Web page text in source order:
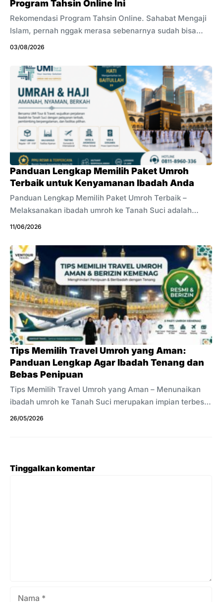
Program Tahsin Online Ini
Rekomendasi Program Tahsin Online. Sahabat Mengaji
Islam, pernah nggak merasa sebenarnya sudah bisa
membaca Al-Qur’an, tetapi masih sering ragu apakah
pernah ditegur karena makhraj hurufnya kurang pas,
padahal sejak kecil sudah belajar mengaji? Kondisi
seperti ini ternyata cukup banyak dialami oleh orang
dewasa. Kesibukan bekerja, mengurus keluarga, hingga
keterbatasan waktu membuat keinginan untuk
memperbaiki bacaan Al-Qur’an sering tertunda.
Padahal, belajar Al-Qur’an adalah proses seumur hidup
dan tidak ada kata terlambat untuk memulainya. Kabar
baiknya, ...
03/08/2026
Panduan Lengkap Memilih Paket Umroh
Terbaik untuk Kenyamanan Ibadah Anda
Panduan Lengkap Memilih Paket Umroh Terbaik –
Melaksanakan ibadah umroh ke Tanah Suci adalah
impian dan kerinduan bagi setiap umat Muslim. Namun,
mutlak diperlukan. Salah satu keputusan paling krusial
sebelum berangkat adalah menentukan paket umroh
yang tepat. Di tengah maraknya biro perjalanan saat ini,
jamaah dituntut untuk lebih cerdas dan teliti. Kesalahan
dalam memilih paket dan agen travel tidak hanya
berisiko pada kerugian finansial, tetapi juga bisa
mengganggu kekhusyukan ibadah Anda nantinya. ...
11/06/2026
Tips Memilih Travel Umroh yang Aman:
Panduan Lengkap Agar Ibadah Tenang dan
Bebas Penipuan
Tips Memilih Travel Umroh yang Aman – Menunaikan
ibadah umroh ke Tanah Suci merupakan impian terbesar
bagi setiap Muslim. Kerinduan untuk menyaksikan
membuat jutaan masyarakat Indonesia rela menabung
26/05/2026
Tinggalkan komentar